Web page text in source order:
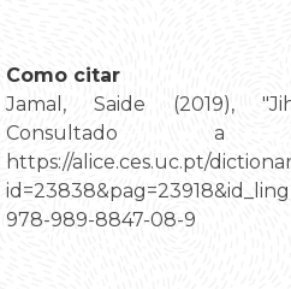
Como citar
Jamal, Saide (2019),
Consultado a
https://alice.ces.uc.pt/
978-989-8847-08-9